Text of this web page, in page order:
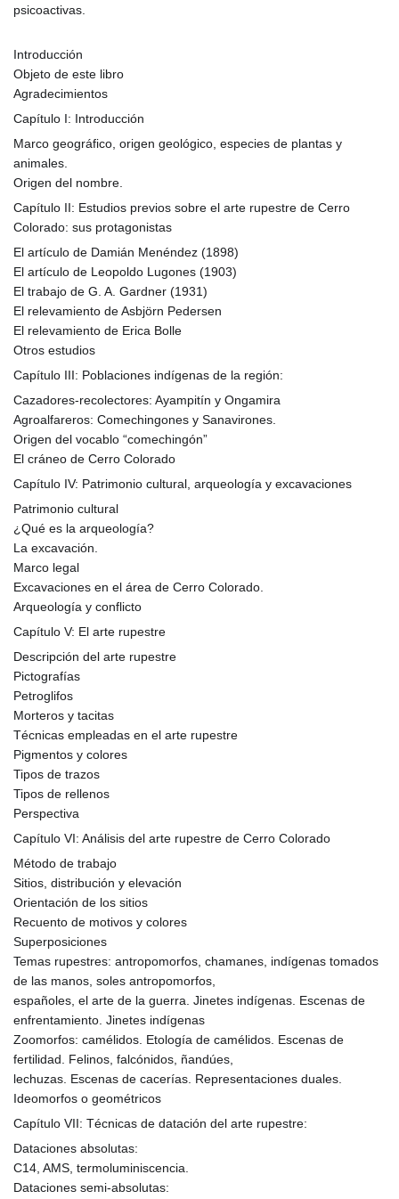
psicoactivas.
Introducción
Objeto de este libro
Agradecimientos
Capítulo I: Introducción
Marco geográfico, origen geológico, especies de plantas y
animales.
Origen del nombre.
Capítulo II: Estudios previos sobre el arte rupestre de Cerro
Colorado: sus protagonistas
El artículo de Damián Menéndez (1898)
El artículo de Leopoldo Lugones (1903)
El trabajo de G. A. Gardner (1931)
El relevamiento de Asbjörn Pedersen
El relevamiento de Erica Bolle
Otros estudios
Capítulo III: Poblaciones indígenas de la región:
Cazadores-recolectores: Ayampitín y Ongamira
Agroalfareros: Comechingones y Sanavirones.
Origen del vocablo “comechingón”
El cráneo de Cerro Colorado
Capítulo IV: Patrimonio cultural, arqueología y excavaciones
Patrimonio cultural
¿Qué es la arqueología?
La excavación.
Marco legal
Excavaciones en el área de Cerro Colorado.
Arqueología y conflicto
Capítulo V: El arte rupestre
Descripción del arte rupestre
Pictografías
Petroglifos
Morteros y tacitas
Técnicas empleadas en el arte rupestre
Pigmentos y colores
Tipos de trazos
Tipos de rellenos
Perspectiva
Capítulo VI: Análisis del arte rupestre de Cerro Colorado
Método de trabajo
Sitios, distribución y elevación
Orientación de los sitios
Recuento de motivos y colores
Superposiciones
Temas rupestres: antropomorfos, chamanes, indígenas tomados
de las manos, soles antropomorfos,
españoles, el arte de la guerra. Jinetes indígenas. Escenas de
enfrentamiento. Jinetes indígenas
Zoomorfos: camélidos. Etología de camélidos. Escenas de
fertilidad. Felinos, falcónidos, ñandúes,
lechuzas. Escenas de cacerías. Representaciones duales.
Ideomorfos o geométricos
Capítulo VII: Técnicas de datación del arte rupestre:
Dataciones absolutas:
C14, AMS, termoluminiscencia.
Dataciones semi-absolutas: